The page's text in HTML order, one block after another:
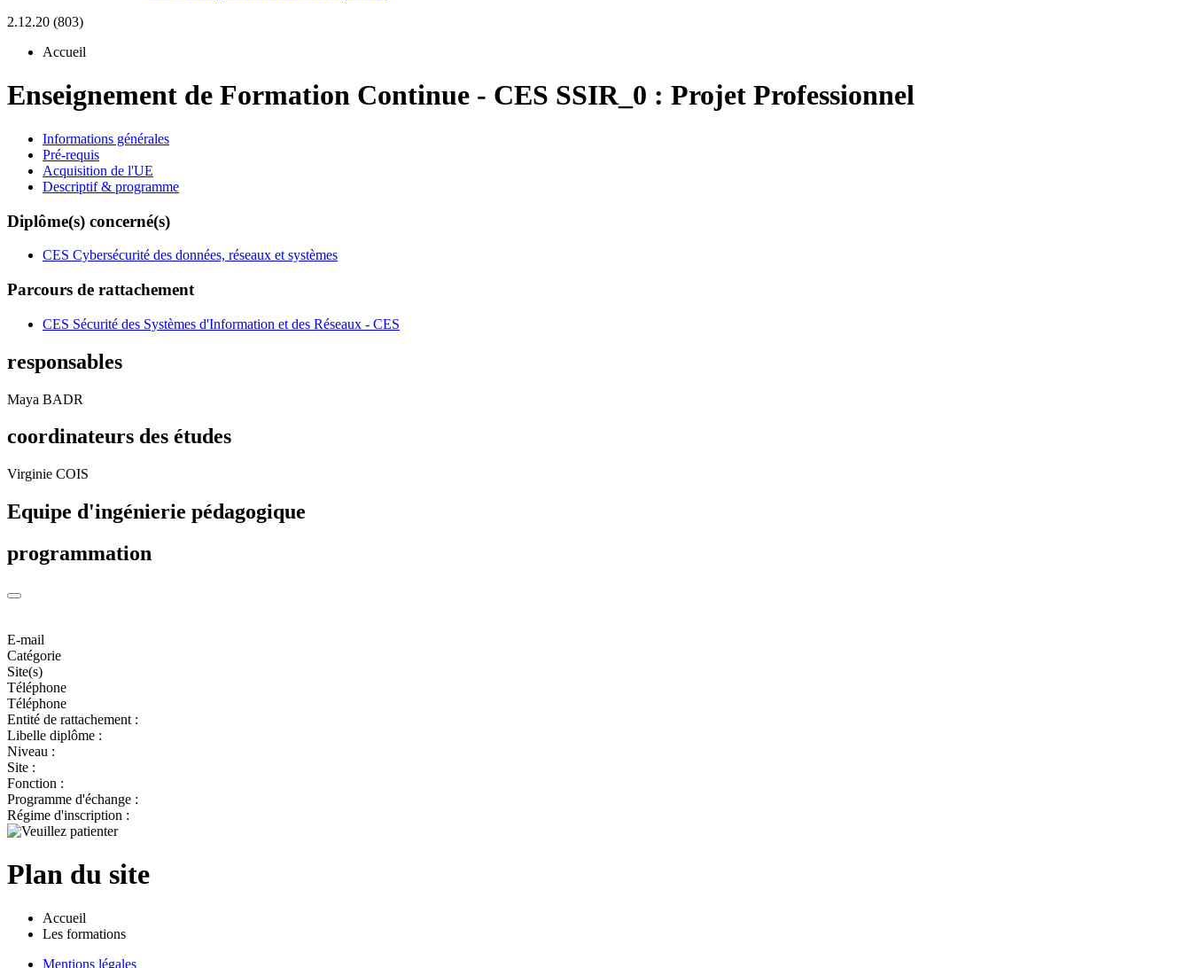
2.12.20 (803)
Accueil
Enseignement de Formation Continue - CES SSIR_0 : Projet Professionnel
Informations générales
Pré-requis
Acquisition de l'UE
Descriptif & programme
Diplôme(s) concerné(s)
CES Cybersécurité des données, réseaux et systèmes
Parcours de rattachement
CES Sécurité des Systèmes d'Information et des Réseaux - CES
responsables
Maya BADR
coordinateurs des études
Virginie COIS
Equipe d'ingénierie pédagogique
programmation
E-mail
Catégorie
Site(s)
Téléphone
Téléphone
Entité de rattachement :
Libelle diplôme :
Niveau :
Site :
Fonction :
Programme d'échange :
Régime d'inscription :
Plan du site
Accueil
Les formations
Mentions légales